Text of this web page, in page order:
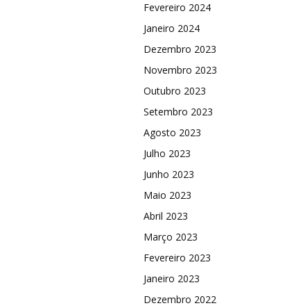
Fevereiro 2024
Janeiro 2024
Dezembro 2023
Novembro 2023
Outubro 2023
Setembro 2023
Agosto 2023
Julho 2023
Junho 2023
Maio 2023
Abril 2023
Março 2023
Fevereiro 2023
Janeiro 2023
Dezembro 2022